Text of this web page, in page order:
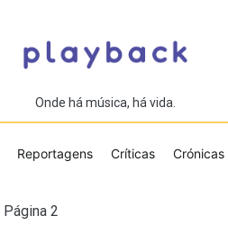
Onde há música, há vida.
Reportagens Críticas Crónicas
Página 2